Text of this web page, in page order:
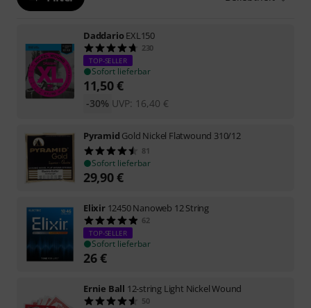
DaddarioEXL150
230
TOP-SELLER
Sofort lieferbar
11,50€
UVP: 16,40 €
-30%
Pyramid Gold Nickel Flatwound 310/12
81
Sofort lieferbar
29,90€
Elixir 12450 Nanoweb 12 String
62
TOP-SELLER
Sofort lieferbar
26€
Ernie Ball 12-string Light Nickel Wound
50